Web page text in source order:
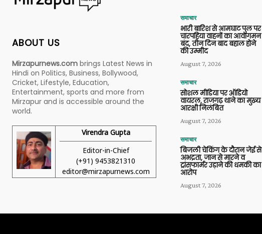
ABOUT US
Mirzapurnews.com brings Latest News in
Hindi on Politics, Business, Bollywood,
Cricket, Lifestyle, Education,
Entertainment, sports and more from
Mirzapur and is accessible around the
world.
Virendra Gupta
Editor-in-Chief
(+91) 9453821310
editor@mirzapurnews.com
समाचार
भारी बारिश से आमघाट पुल पर
चारपहिया वाहनों का आवागमन
बंद, तीन दिन बाद बहाल होने
की उम्मीद
August 7, 2026
समाचार
सोशल मीडिया पर ऑडियो
वायरल, राजगढ़ थाने का मुख्य
आरक्षी निलंबित
August 7, 2026
समाचार
बिजली चेकिंग के दौरान जेई से
अभद्रता, जान से मारने व
ट्रांसफार्मर उड़ाने की धमकी का
आरोप
August 7, 2026